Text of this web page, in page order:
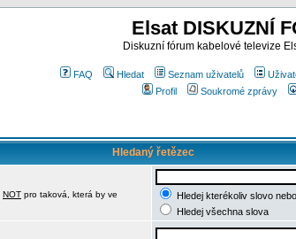
Elsat DISKUZNÍ
Diskuzní fórum kabelové televize
FAQ Hledat Seznam uživatelů
Profil
Soukromé zprávy
Hledaný řetězec
NOT pro taková, která by ve
Hledej kterékoliv slovo
Hledej všechna slova